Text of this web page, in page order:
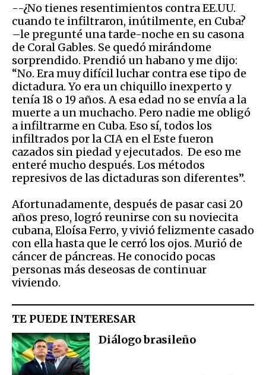
--¿No tienes resentimientos contra EE.UU.
cuando te infiltraron, inútilmente, en Cuba?
–le pregunté una tarde-noche en su casona
de Coral Gables. Se quedó mirándome
sorprendido. Prendió un habano y me dijo:
“No. Era muy difícil luchar contra ese tipo de
dictadura. Yo era un chiquillo inexperto y
tenía 18 o 19 años. A esa edad no se envía a la
muerte a un muchacho. Pero nadie me obligó
a infiltrarme en Cuba. Eso sí, todos los
infiltrados por la CIA en el Este fueron
cazados sin piedad y ejecutados. De eso me
enteré mucho después. Los métodos
represivos de las dictaduras son diferentes”.
Afortunadamente, después de pasar casi 20
años preso, logró reunirse con su noviecita
cubana, Eloísa Ferro, y vivió felizmente casado
con ella hasta que le cerró los ojos. Murió de
cáncer de páncreas. He conocido pocas
personas más deseosas de continuar
viviendo.
TE PUEDE INTERESAR
Diálogo brasileño